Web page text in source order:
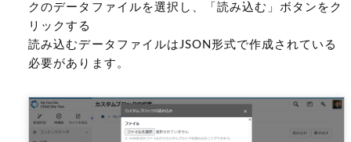
クのデータファイルを選択し、「読み込む」ボタンをク
リックする
読み込むデータファイルはJSON形式で作成されている
必要があります。